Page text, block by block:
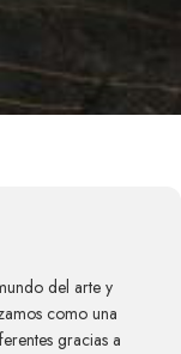
del arte y
como una
gracias a